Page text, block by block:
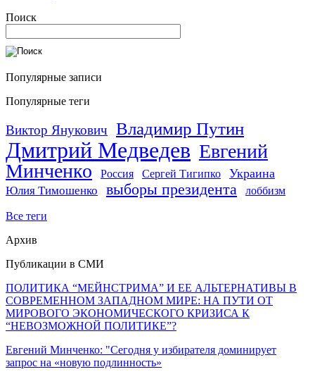
Поиск
Популярные записи
Популярные теги
Виктор Янукович Владимир Путин
Дмитрий Медведев Евгений
Минченко
Россия Сергей Тигипко Украина
Юлия Тимошенко выборы президента лоббизм
Все теги
Архив
Публикации в СМИ
ПОЛИТИКА “МЕЙНСТРИМА” И ЕЕ АЛЬТЕРНАТИВЫ В
СОВРЕМЕННОМ ЗАПАДНОМ МИРЕ: НА ПУТИ ОТ
МИРОВОГО ЭКОНОМИЧЕСКОГО КРИЗИСА К
“НЕВОЗМОЖНОЙ ПОЛИТИКЕ”?
Евгений Минченко: "Сегодня у избирателя доминирует
запрос на «новую подлинность»